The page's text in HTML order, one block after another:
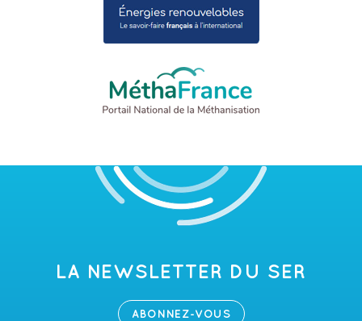
LA NEWSLETTER DU SER
ABONNEZ-VOUS